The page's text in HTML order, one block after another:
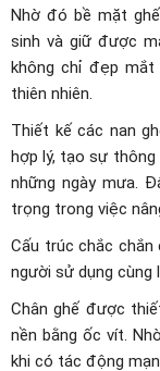
Nhờ đó bề mặt
sinh và giữ được
không chỉ đẹp mắt
thiên nhiên.
Thiết kế các nan
hợp lý, tạo sự
những ngày mưa.
trọng trong việc
Cấu trúc chắc
người sử dụng cùng
Chân ghế được
nền bằng ốc vít.
khi có tác động